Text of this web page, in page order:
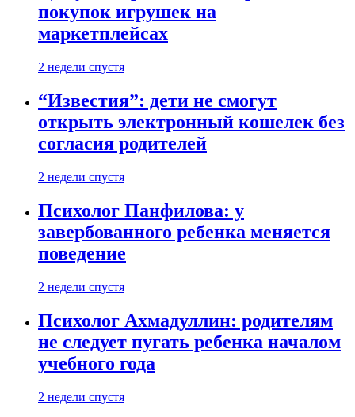
покупок игрушек на
маркетплейсах
2 недели спустя
“Известия”: дети не смогут
открыть электронный кошелек без
согласия родителей
2 недели спустя
Психолог Панфилова: у
завербованного ребенка меняется
поведение
2 недели спустя
Психолог Ахмадуллин: родителям
не следует пугать ребенка началом
учебного года
2 недели спустя